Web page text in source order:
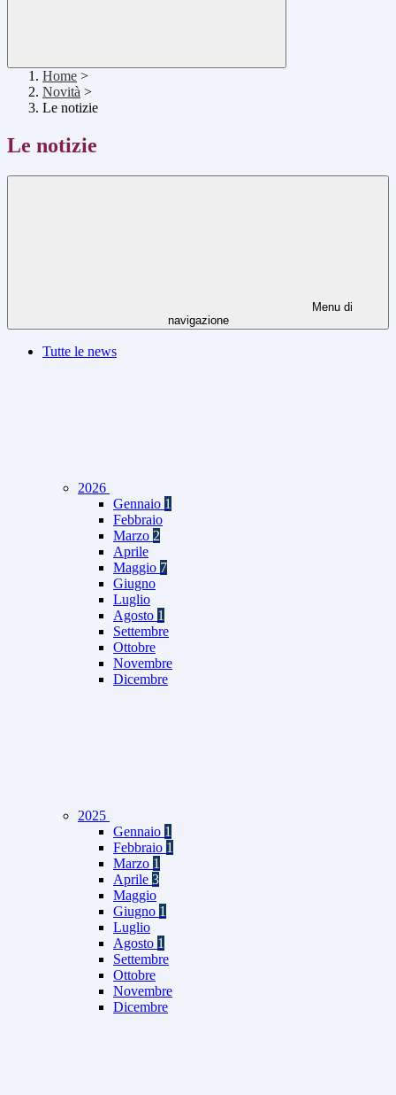
Home >
Novità >
Le notizie
Le notizie
Menu di
navigazione
Tutte le news
2026
Gennaio 1
Febbraio
Marzo 2
Aprile
Maggio 7
Giugno
Luglio
Agosto 1
Settembre
Ottobre
Novembre
Dicembre
2025
Gennaio 1
Febbraio 1
Marzo 1
Aprile 3
Maggio
Giugno 1
Luglio
Agosto 1
Settembre
Ottobre
Novembre
Dicembre